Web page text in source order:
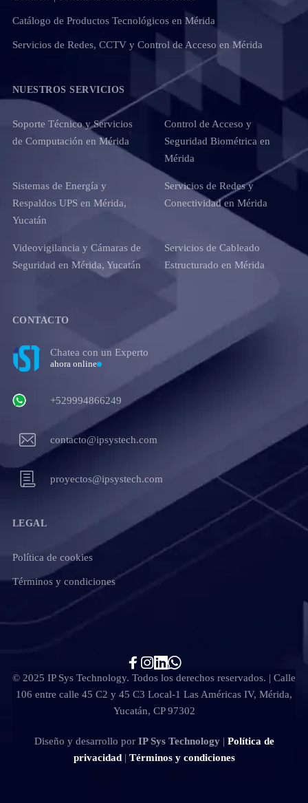
Catálogo de Productos Tecnológicos en Mérida
Servicios de Redes, CCTV y Control de Acceso en Mérida
NUESTROS SERVICIOS
Soporte Técnico y Servicios
de Computación en Mérida
Control de Acceso y
Seguridad Biométrica en
Mérida
Sistemas de Energía y
Respaldos UPS en Mérida,
Yucatán
Servicios de Redes y
Conectividad en Mérida
Videovigilancia y Cámaras de
Seguridad en Mérida, Yucatán
Servicios de Cableado
Estructurado en Mérida
CONTACTO
Chatea con un Experto
ahora online
+529994866249
contacto@ipsystech.com
proyectos@ipsystech.com
LEGAL
Política de cookies
Términos y condiciones
© 2025 IP Sys Technology. Todos los derechos reservados. | Calle
106 entre calle 45 C2 y 45 C3 Local-1 Las Américas IV, Mérida,
Yucatán, CP 97302
Diseño y desarrollo por IP Sys Technology| Política de
privacidad| Términos y condiciones